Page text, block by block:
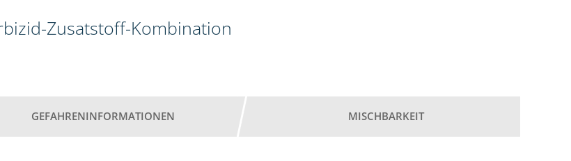
Zusatstoff-Kombination
GEFAHRENINFORMATIONEN MISCHBARKEIT